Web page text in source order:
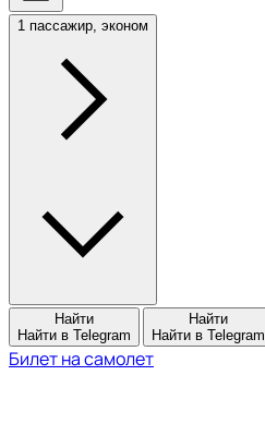
1 пассажир, эконом
Найти
Найти в Telegram
Найти
Найти в Telegram
Билет на самолет